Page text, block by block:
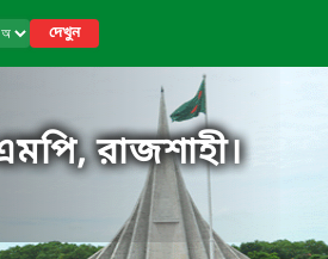
দেখুন
রাজশাহী।